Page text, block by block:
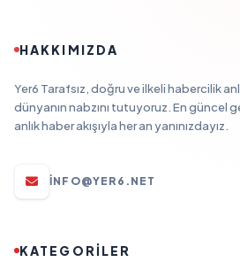
HAKKIMIZDA
Yer6 Tarafsız, doğru ve ilkeli habercilik
dünyanın nabzını tutuyoruz. En güncel
anlık haber akışıyla her an yanınızdayız.
INFO@YER6.NET
KATEGORİLER